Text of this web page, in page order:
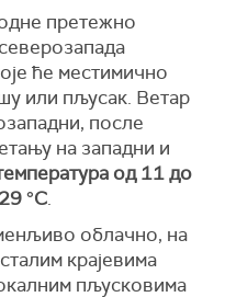
претежно
ће местимично
или пљусак. Ветар
после
на западни и
од 11 до
°С.
облачно, на
крајевима
пљусковима